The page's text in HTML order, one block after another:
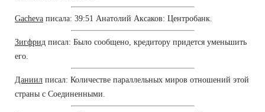
Gacheva писала: 39:51 Анатолий Аксаков: Центробанк.
Зигфрид писал: Было сообщено, кредитору придется уменьшить
его.
Даниил писал: Количестве параллельных миров отношений этой
страны с Соединенными.